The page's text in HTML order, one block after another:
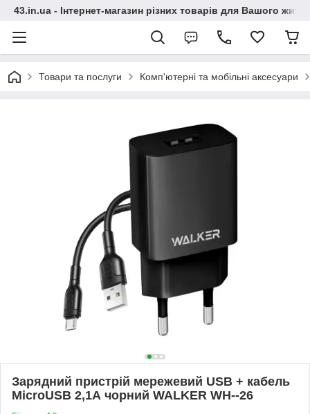
43.in.ua - Інтернет-магазин різних товарів для Вашого
Товари та послуги Комп'ютерні та мобільні аксесуари
Зарядний пристрій мережевий USB + кабель
MicroUSB 2,1А чорний WALKER WH--26